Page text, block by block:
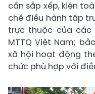
cần sắp xếp, kiện
chế điều hành tập
trực thuộc của
MTTQ Việt Nam;
xã hội hoạt động
chức phù hợp với